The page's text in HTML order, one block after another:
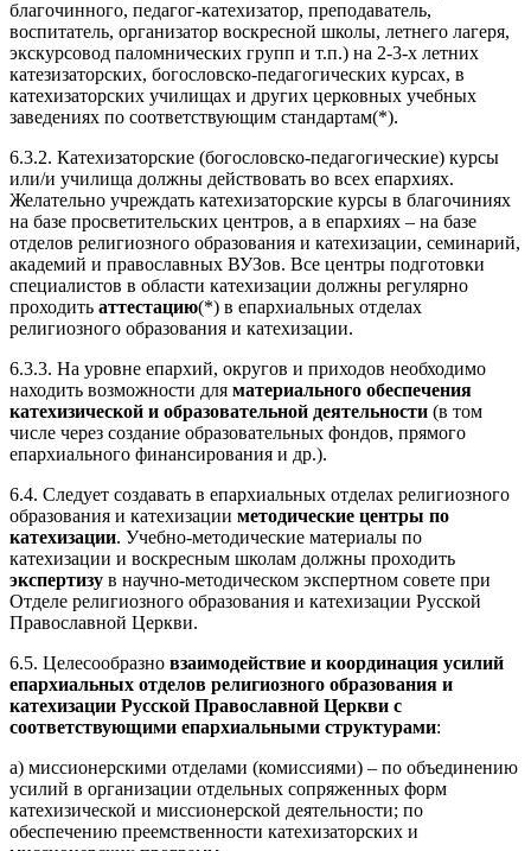
благочинного, педагог-катехизатор, преподаватель,
воспитатель, организатор воскресной школы, летнего лагеря,
экскурсовод паломнических групп и т.п.) на 2-3-х летних
катезизаторских, богословско-педагогических курсах, в
катехизаторских училищах и других церковных учебных
заведениях по соответствующим стандартам(*).
6.3.2. Катехизаторские (богословско-педагогические) курсы
или/и училища должны действовать во всех епархиях.
Желательно учреждать катехизаторские курсы в благочиниях
на базе просветительских центров, а в епархиях – на базе
отделов религиозного образования и катехизации, семинарий,
академий и православных ВУЗов. Все центры подготовки
специалистов в области катехизации должны регулярно
проходить аттестацию(*) в епархиальных отделах
религиозного образования и катехизации.
6.3.3. На уровне епархий, округов и приходов необходимо
находить возможности для материального обеспечения
катехизической и образовательной деятельности (в том
числе через создание образовательных фондов, прямого
епархиального финансирования и др.).
6.4. Следует создавать в епархиальных отделах религиозного
образования и катехизации методические центры по
катехизации. Учебно-методические материалы по
катехизации и воскресным школам должны проходить
экспертизу в научно-методическом экспертном совете при
Отделе религиозного образования и катехизации Русской
Православной Церкви.
6.5. Целесообразно взаимодействие и координация усилий
епархиальных отделов религиозного образования и
катехизации Русской Православной Церкви с
соответствующими епархиальными структурами:
а) миссионерскими отделами (комиссиями) – по объединению
усилий в организации отдельных сопряженных форм
катехизической и миссионерской деятельности; по
обеспечению преемственности катехизаторских и